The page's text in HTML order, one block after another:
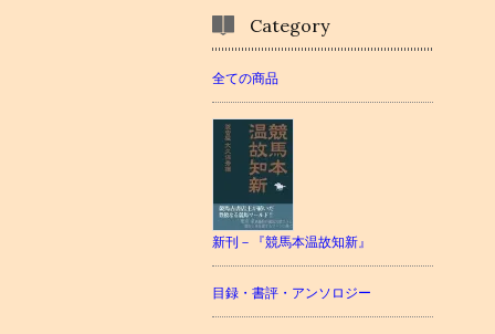
Category
全ての商品
新刊－『競馬本温故知新』
目録・書評・アンソロジー